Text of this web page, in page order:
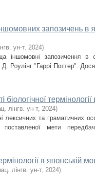
запозичень в
ун-т, 2024)
іншомовні запозичення в
Роулінг "Гаррі Поттер".
лінгв. ун-т, 2024)
та граматичних
поставленої мети
в японській
лінгв. ун-т, 2024)